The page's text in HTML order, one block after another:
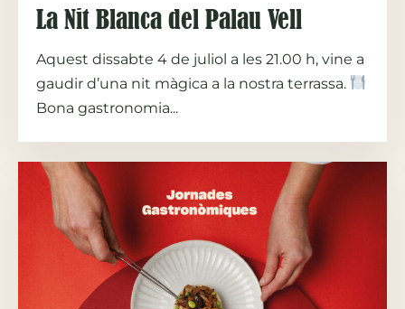
La Nit Blanca del Palau Vell
Aquest dissabte 4 de juliol a les 21.00 h, vine a
gaudir d’una nit màgica a la nostra terrassa.
Bona gastronomia...